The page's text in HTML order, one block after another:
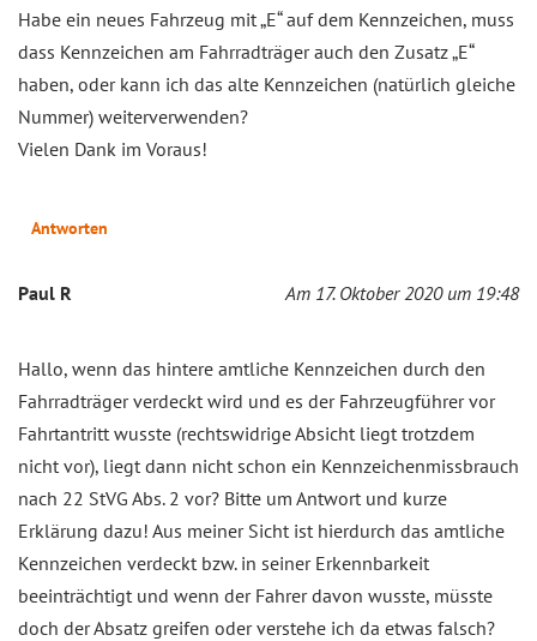
Habe ein neues Fahrzeug mit „E“ auf dem Kennzeichen, muss
dass Kennzeichen am Fahrradträger auch den Zusatz „E“
haben, oder kann ich das alte Kennzeichen (natürlich gleiche
Nummer) weiterverwenden?
Vielen Dank im Voraus!
Antworten
Paul R Am 17. Oktober 2020 um 19:48
Hallo, wenn das hintere amtliche Kennzeichen durch den
Fahrradträger verdeckt wird und es der Fahrzeugführer vor
Fahrtantritt wusste (rechtswidrige Absicht liegt trotzdem
nicht vor), liegt dann nicht schon ein Kennzeichenmissbrauch
nach 22 StVG Abs. 2 vor? Bitte um Antwort und kurze
Erklärung dazu! Aus meiner Sicht ist hierdurch das amtliche
Kennzeichen verdeckt bzw. in seiner Erkennbarkeit
beeinträchtigt und wenn der Fahrer davon wusste, müsste
doch der Absatz greifen oder verstehe ich da etwas falsch?